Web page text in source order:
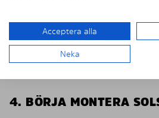
4. BÖRJA MONTERA
Acceptera alla
Neka